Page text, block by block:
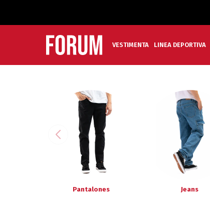
VESTIMENTA LINEA DEPORTIVA
Pantalones Jeans